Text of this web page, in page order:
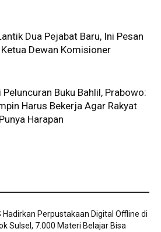
Dua Pejabat Baru, Ini Pesan
Dewan Komisioner
Peluncuran Buku Bahlil, Prabowo:
Harus Bekerja Agar Rakyat
Harapan
Hadirkan Perpustakaan Digital Offline di
Sulsel, 7.000 Materi Belajar Bisa